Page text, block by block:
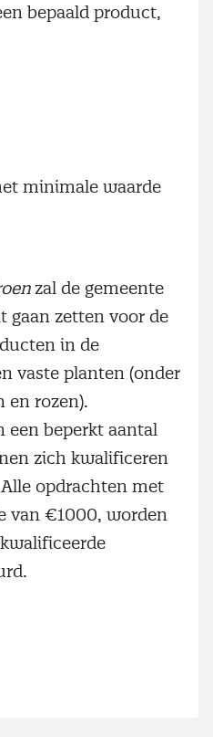
bepaald product,
minimale waarde
zal de gemeente
gaan zetten voor de
in de
vaste planten (onder
en rozen).
een beperkt aantal
zich kwalificeren
opdrachten met
van €1000, worden